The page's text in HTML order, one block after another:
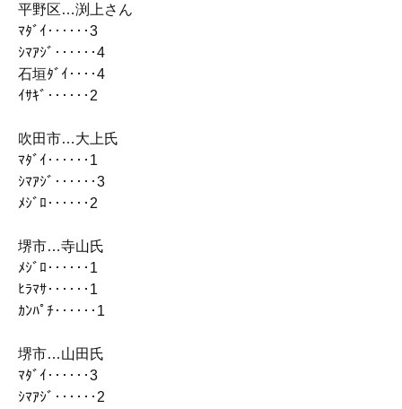
平野区…渕上さん
ﾏﾀﾞｲ‥‥‥3
ｼﾏｱｼﾞ‥‥‥4
石垣ﾀﾞｲ‥‥4
ｲｻｷﾞ‥‥‥2
吹田市…大上氏
ﾏﾀﾞｲ‥‥‥1
ｼﾏｱｼﾞ‥‥‥3
ﾒｼﾞﾛ‥‥‥2
堺市…寺山氏
ﾒｼﾞﾛ‥‥‥1
ﾋﾗﾏｻ‥‥‥1
ｶﾝﾊﾟﾁ‥‥‥1
堺市…山田氏
ﾏﾀﾞｲ‥‥‥3
ｼﾏｱｼﾞ‥‥‥2